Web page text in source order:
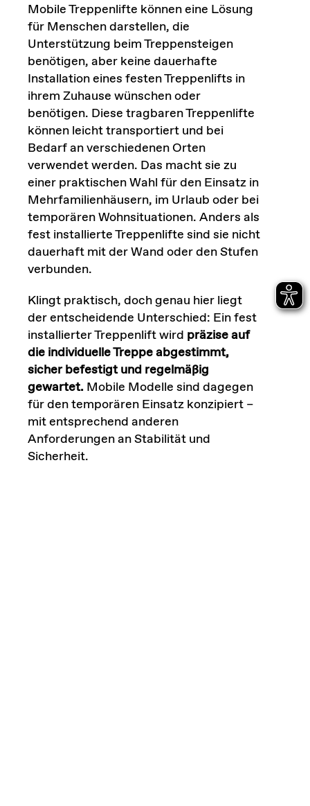
Mobile Treppenlifte können eine Lösung
für Menschen darstellen, die
Unterstützung beim Treppensteigen
benötigen, aber keine dauerhafte
Installation eines festen Treppenlifts in
ihrem Zuhause wünschen oder
benötigen. Diese tragbaren Treppenlifte
können leicht transportiert und bei
Bedarf an verschiedenen Orten
verwendet werden. Das macht sie zu
einer praktischen Wahl für den Einsatz in
Mehrfamilienhäusern, im Urlaub oder bei
temporären Wohnsituationen. Anders als
fest installierte Treppenlifte sind sie nicht
dauerhaft mit der Wand oder den Stufen
verbunden.
Klingt praktisch, doch genau hier liegt
der entscheidende Unterschied: Ein fest
installierter Treppenlift wird präzise auf
die individuelle Treppe abgestimmt,
sicher befestigt und regelmäßig
gewartet.Mobile Modelle sind dagegen
für den temporären Einsatz konzipiert –
mit entsprechend anderen
Anforderungen an Stabilität und
Sicherheit.